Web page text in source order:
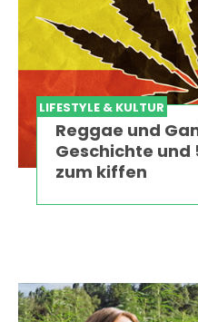
LIFESTYLE & KULTUR
Reggae und
Geschichte und
zum kiffen